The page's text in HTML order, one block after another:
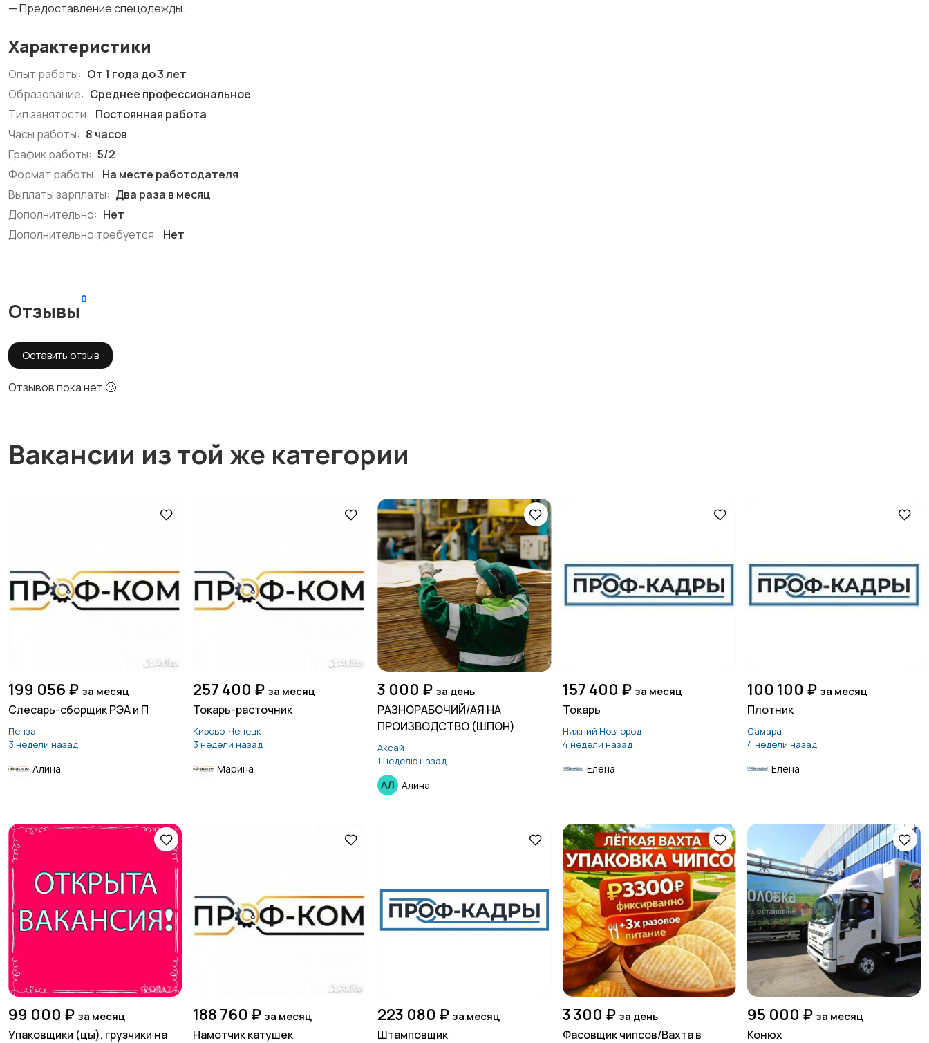
— Предоставление спецодежды.
Характеристики
Опыт работы: От 1 года до 3 лет
Образование: Среднее профессиональное
Тип занятости: Постоянная работа
Часы работы: 8 часов
График работы: 5/2
Формат работы: На месте работодателя
Выплаты зарплаты: Два раза в месяц
Дополнительно: Нет
Дополнительно требуется: Нет
Отзывы
0
Оставить отзыв
Отзывов пока нет 🥴
Вакансии из той же категории
199 056 ₽ за месяц
Слесарь-сборщик РЭА и П
Пенза
3 недели назад
Алина
257 400 ₽ за месяц
Токарь-расточник
Кирово-Чепецк
3 недели назад
Марина
3 000 ₽ за день
РАЗНОРАБОЧИЙ/АЯ НА
ПРОИЗВОДСТВО (ШПОН)
Аксай
1 неделю назад
Алина
157 400 ₽ за месяц
Токарь
Нижний Новгород
4 недели назад
Елена
100 100 ₽ за месяц
Плотник
Самара
4 недели назад
Елена
99 000 ₽ за месяц
Упаковщики (цы), грузчики на
188 760 ₽ за месяц
Намотчик катушек
223 080 ₽ за месяц
Штамповщик
3 300 ₽ за день
Фасовщик чипсов/Вахта в
95 000 ₽ за месяц
Конюх